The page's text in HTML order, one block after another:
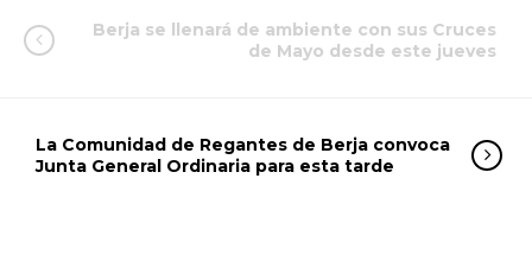
Berja se llenará de ambiente con sus Cruces
de Mayo desde este jueves
La Comunidad de Regantes de Berja convoca
Junta General Ordinaria para esta tarde